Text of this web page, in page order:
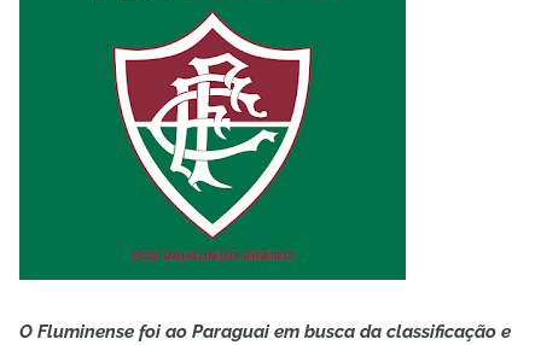
O Fluminense foi ao Paraguai em busca da classificação e